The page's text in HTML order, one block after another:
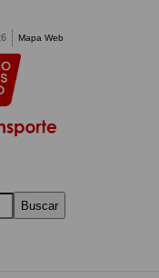
Mapa Web
Buscar